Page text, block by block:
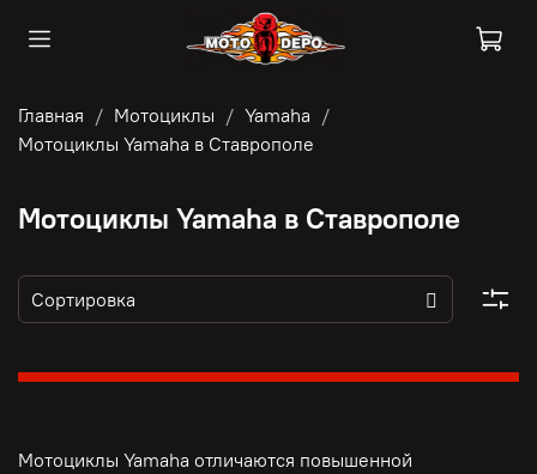
Главная Мотоциклы
Yamaha
Мотоциклы Yamaha в Ставрополе
Мотоциклы Yamaha в Ставрополе
Мотоциклы Yamaha отличаются повышенной